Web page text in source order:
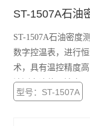
ST-1507A石油
ST-1507A石油密度
数字控温表，进行
术，具有温控精度
法测定液体石油产
液体及粘性液体密
型号：ST-1507A